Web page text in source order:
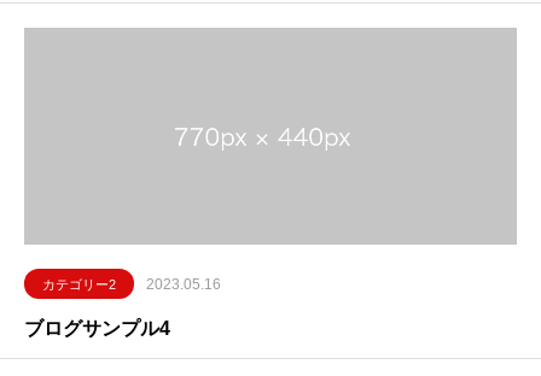
カテゴリー2 2023.05.16
ブログサンプル4